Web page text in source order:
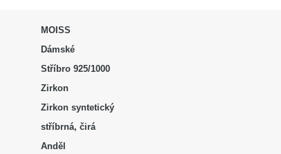
MOISS
Dámské
Stříbro 925/1000
Zirkon
Zirkon syntetický
stříbrná, čirá
Anděl